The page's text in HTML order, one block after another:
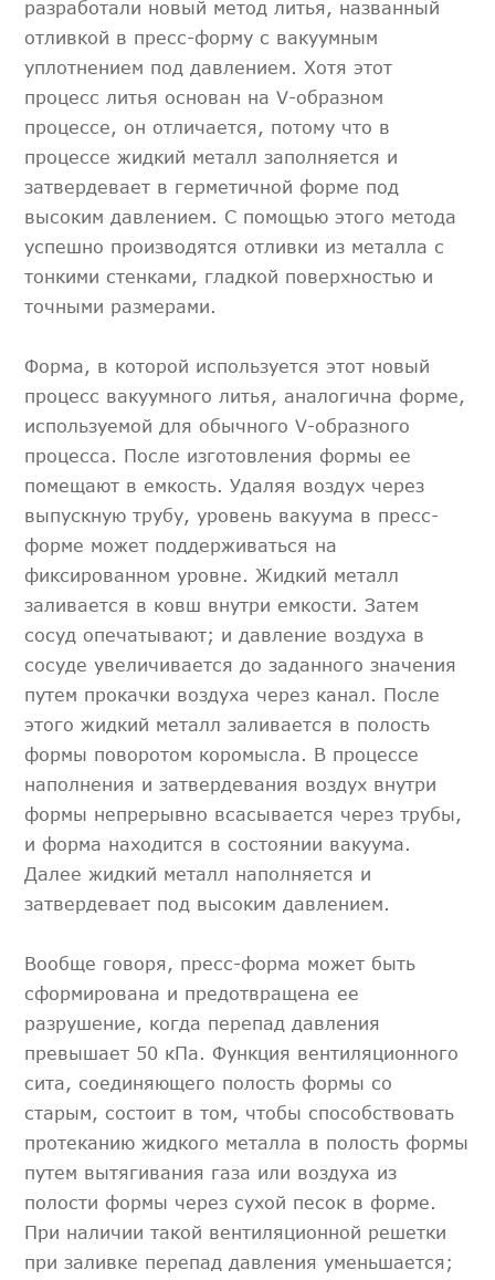
разработали новый метод литья, названный
отливкой в пресс-форму с вакуумным
уплотнением под давлением. Хотя этот
процесс литья основан на V-образном
процессе, он отличается, потому что в
процессе жидкий металл заполняется и
затвердевает в герметичной форме под
высоким давлением. С помощью этого метода
успешно производятся отливки из металла с
тонкими стенками, гладкой поверхностью и
точными размерами.
Форма, в которой используется этот новый
процесс вакуумного литья, аналогична форме,
используемой для обычного V-образного
процесса. После изготовления формы ее
помещают в емкость. Удаляя воздух через
выпускную трубу, уровень вакуума в пресс-
форме может поддерживаться на
фиксированном уровне. Жидкий металл
заливается в ковш внутри емкости. Затем
сосуд опечатывают; и давление воздуха в
сосуде увеличивается до заданного значения
путем прокачки воздуха через канал. После
этого жидкий металл заливается в полость
формы поворотом коромысла. В процессе
наполнения и затвердевания воздух внутри
формы непрерывно всасывается через трубы,
и форма находится в состоянии вакуума.
Далее жидкий металл наполняется и
затвердевает под высоким давлением.
Вообще говоря, пресс-форма может быть
сформирована и предотвращена ее
разрушение, когда перепад давления
превышает 50 кПа. Функция вентиляционного
сита, соединяющего полость формы со
старым, состоит в том, чтобы способствовать
протеканию жидкого металла в полость формы
путем вытягивания газа или воздуха из
полости формы через сухой песок в форме.
При наличии такой вентиляционной решетки
при заливке перепад давления уменьшается;